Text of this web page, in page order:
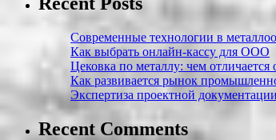
Современные технологии в
Как выбрать онлайн-кассу для ООО
Цековка по металлу: чем отличается
Как развивается рынок
Экспертиза проектной
Recent Comments